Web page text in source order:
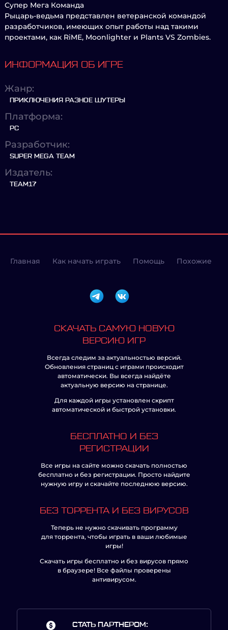
Супер Мега Команда
Рыцарь-ведьма представлен ветеранской командой
разработчиков, имеющих опыт работы над такими
проектами, как RiME, Moonlighter и Plants VS Zombies.
ИНФОРМАЦИЯ ОБ ИГРЕ
Жанр:
ПРИКЛЮЧЕНИЯ РАЗНОЕ ШУТЕРЫ
Платформа:
PC
Разработчик:
SUPER MEGA TEAM
Издатель:
TEAM17
Главная Как начать играть Помощь Похожие
СКАЧАТЬ САМУЮ НОВУЮ
ВЕРСИЮ ИГР
Всегда следим за актуальностью версий.
Обновления страниц с играми происходит
автоматически. Вы всегда найдёте
актуальную версию на странице.
Для каждой игры установлен скрипт
автоматической и быстрой установки.
БЕСПЛАТНО И БЕЗ
РЕГИСТРАЦИИ
Все игры на сайте можно скачать полностью
бесплатно и без регистрации. Просто найдите
нужную игру и скачайте последнюю версию.
БЕЗ ТОРРЕНТА И БЕЗ ВИРУСОВ
Теперь не нужно скачивать программу
для торрента, чтобы играть в ваши любимые
игры!
Скачать игры бесплатно и без вирусов прямо
в браузере! Все файлы проверены
антивирусом.
СТАТЬ ПАРТНЕРОМ: